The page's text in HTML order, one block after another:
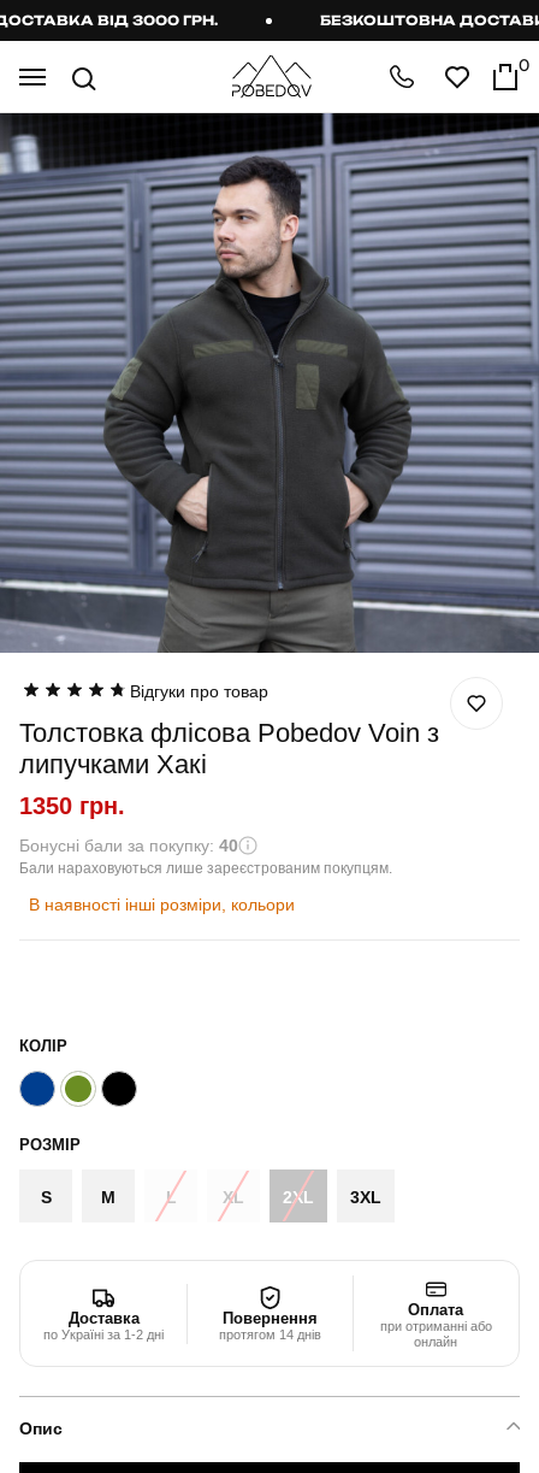
ВІД 3000 ГРН. БЕЗКОШТОВНА ДОСТАВКА
0
Відгуки про товар
Толстовка флісова Pobedov Voin з
липучками Хакі
1350 грн.
Бонусні бали за покупку: 40
Бали нараховуються лише зареєстрованим покупцям.
В наявності інші розміри, кольори
КОЛІР
РОЗМІР
S M L XL 2XL 3XL
Доставка
по Україні за 1-2 дні
Повернення
протягом 14 днів
Оплата
при отриманні або
онлайн
Опис